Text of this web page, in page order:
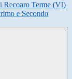
Recoaro Terme (VI)
e Secondo